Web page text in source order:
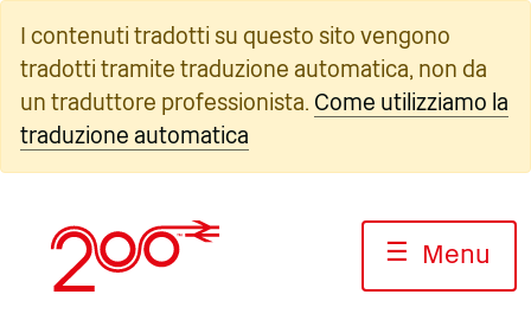
contenuto
I contenuti tradotti su questo sito vengono
tradotti tramite traduzione automatica, non da
un traduttore professionista. Come utilizziamo la
traduzione automatica
☰ Menu